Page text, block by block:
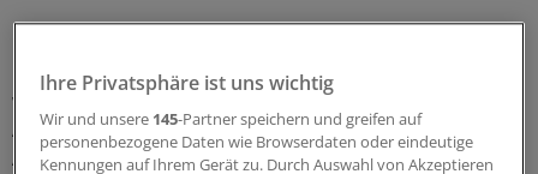
Patienten ein. „Jetzt, da die dritte Impfung angeboten
wird, kommen viele Menschen auf uns zu, die eine
Auffrischung haben möchten, aber noch keinen
Anspruch darauf haben“, sagte der Vorsitzende des
Ihre Privatsphäre ist uns wichtig
Wir und unsere 145-Partner speichern und greifen auf
personenbezogene Daten wie Browserdaten oder eindeutige
Kennungen auf Ihrem Gerät zu. Durch Auswahl von Akzeptieren